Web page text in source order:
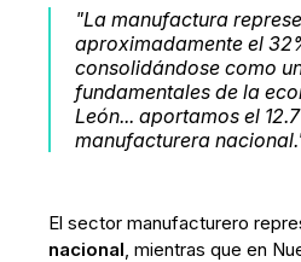
"La manufactura
aproximadamente el
consolidándose como
fundamentales de la
León... aportamos el
manufacturera
El sector manufacturero
nacional, mientras que en